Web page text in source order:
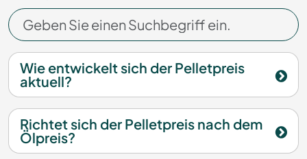
Wie entwickelt sich der Pelletpreis
aktuell?
Richtet sich der Pelletpreis nach dem
Ölpreis?